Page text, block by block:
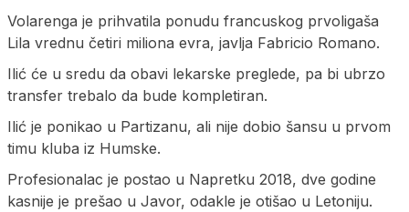
Volarenga je prihvatila ponudu francuskog prvoligaša
Lila vrednu četiri miliona evra, javlja Fabricio Romano.
Ilić će u sredu da obavi lekarske preglede, pa bi ubrzo
transfer trebalo da bude kompletiran.
Ilić je ponikao u Partizanu, ali nije dobio šansu u prvom
timu kluba iz Humske.
Profesionalac je postao u Napretku 2018, dve godine
kasnije je prešao u Javor, odakle je otišao u Letoniju.